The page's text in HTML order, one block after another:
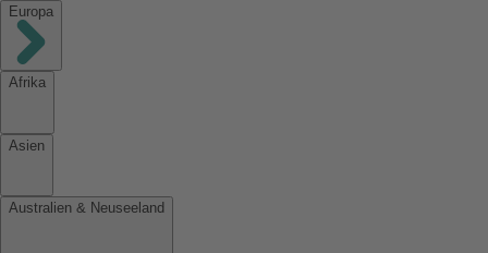
Europa
Afrika
Asien
Australien & Neuseeland